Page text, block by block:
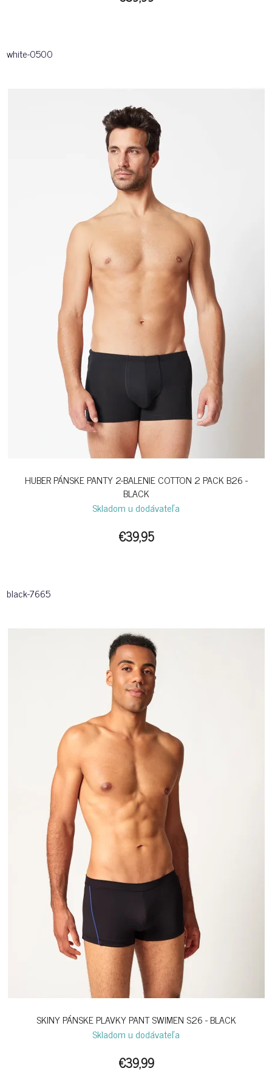
white-0500
HUBER PÁNSKE PANTY 2-BALENIE COTTON 2 PACK B26 -
BLACK
Skladom u dodávateľa
€39,95
black-7665
SKINY PÁNSKE PLAVKY PANT SWIMEN S26 - BLACK
Skladom u dodávateľa
€39,99